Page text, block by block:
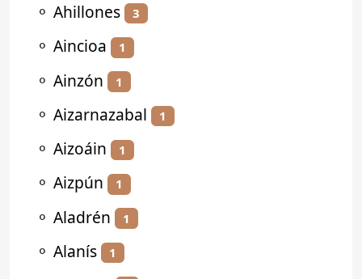
⚬ Ahillones 3
⚬ Aincioa 1
⚬ Ainzón 1
⚬ Aizarnazabal 1
⚬ Aizoáin 1
⚬ Aizpún 1
⚬ Aladrén 1
⚬ Alanís 1